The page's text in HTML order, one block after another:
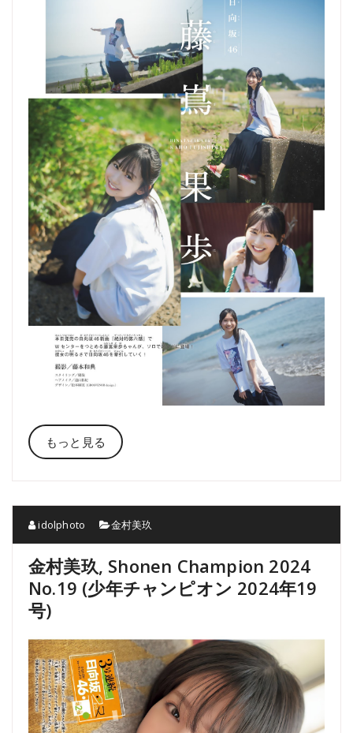
もっと見る
idolphoto 金村美玖
金村美玖, Shonen Champion 2024
No.19 (少年チャンピオン 2024年19
号)